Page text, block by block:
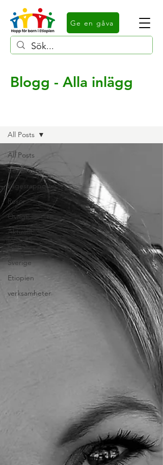
Ge en gåva
Blogg - Alla inlägg
All Posts
Berättelser
Lägesrapporter
Resor
Övrigt
Aktuellt
HBE
Sverige
Etiopien
verksamheter
All Posts